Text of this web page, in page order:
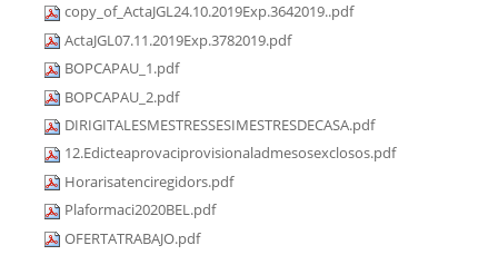
copy_of_ActaJGL24.10.2019Exp.3642019..pdf
ActaJGL07.11.2019Exp.3782019.pdf
BOPCAPAU_1.pdf
BOPCAPAU_2.pdf
DIRIGITALESMESTRESSESIMESTRESDECASA.pdf
12.Edicteaprovaciprovisionaladmesosexclosos.pdf
Horarisatenciregidors.pdf
Plaformaci2020BEL.pdf
OFERTATRABAJO.pdf